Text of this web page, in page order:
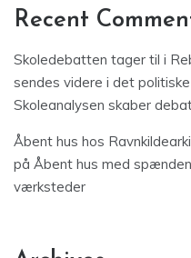
Recent
Skoledebatten tager til i
sendes videre i det
Skoleanalysen skaber
Åbent hus hos
på Åbent hus med
værksteder